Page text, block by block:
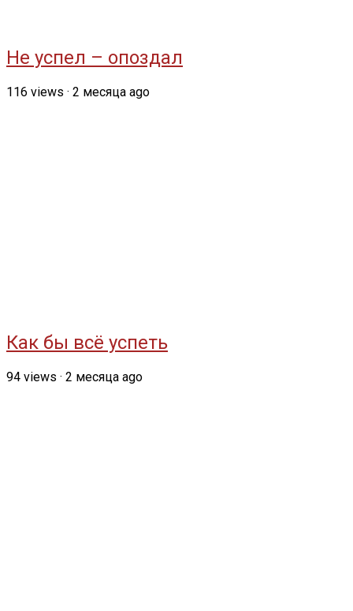
Не успел – опоздал
116 views · 2 месяца ago
Как бы всё успеть
94 views · 2 месяца ago